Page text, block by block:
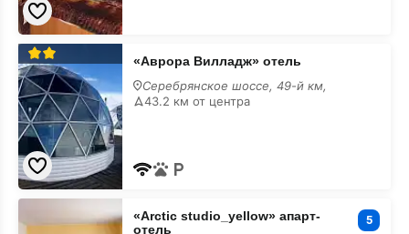
«Аврора
Вилладж»
отель
«Аврора Вилладж» отель
Серебрянское шоссе, 49-й км,
43.2 км от центра
«Arctic
studio_yellow»
«Arctic studio_yellow» апарт-
отель
5